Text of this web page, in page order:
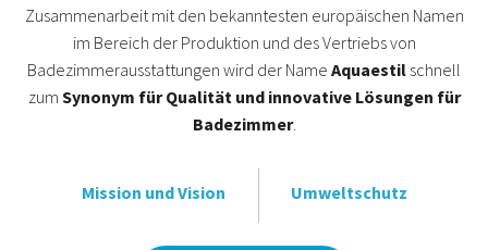
Zusammenarbeit mit den bekanntesten europäischen Namen
im Bereich der Produktion und des Vertriebs von
Badezimmerausstattungen wird der Name Aquaestil schnell
zum Synonym für Qualität und innovative Lösungen für
Badezimmer.
Mission und Vision Umweltschutz